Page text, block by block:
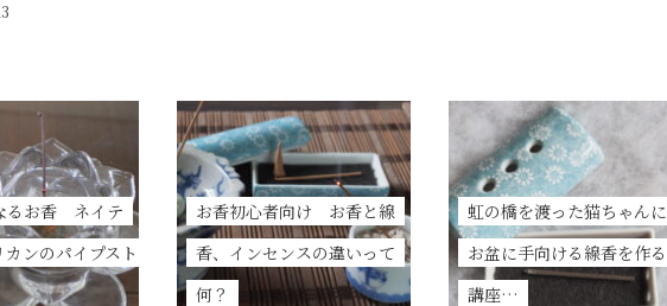
るお香 ネイテ
カンのパイプスト
お香初心者向け お香と線
香、インセンスの違いって
何？
虹の橋を渡った猫ちゃんに
お盆に手向ける線香を作る
講座…